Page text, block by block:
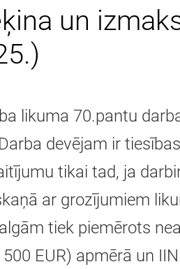
un
likuma 70.pantu
devējam ir
tikai tad, ja
ar grozījumiem
tiek piemērots
EUR) apmērā un